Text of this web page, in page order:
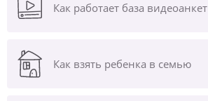
Как работает база видеоанкет
Как взять ребенка в семью